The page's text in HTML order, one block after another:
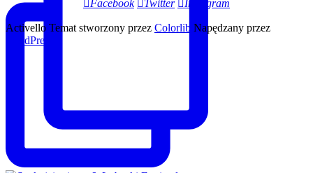
Facebook Twitter Instagram
Activello Temat stworzony przez Colorlib Napędzany przez
WordPress